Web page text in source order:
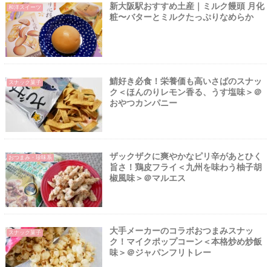
和洋スイーツ
新大阪駅おすすめ土産｜ミルク饅頭 月化
粧〜バターとミルクたっぷりなめらか
スナック菓子
鯖好き必食！栄養価も高いさばのスナッ
ク＜ほんのりレモン香る、うす塩味＞＠
おやつカンパニー
おつまみ・珍味系
ザックザクに爽やかなピリ辛があとひく
旨さ！鶏皮フライ＜九州を味わう柚子胡
椒風味＞＠マルエス
スナック菓子
大手メーカーのコラボおつまみスナッ
ク！マイクポップコーン＜本格炒め炒飯
味＞＠ジャパンフリトレー